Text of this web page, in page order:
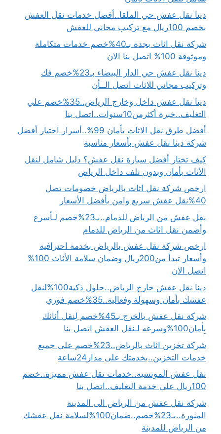
دينا نقل عفش حي الملقا..أفضل خدمات نقل العفش
بخصم 100ريال مع تركيب مجاني للعفش
شركة نقل اثاث بجدة بـ40%خصم خدمات متكاملة
وموثوقة 100% اتصل بنا الان
دينا نقل عفش حي الدار البيضاء بـ23%خصم فك
وتركيب مجاني للاثاث اتصل الــأن
دينا نقل عفش داخل وخارج الرياض..35%خصم علي
التغليف..خبرة أكثرمن10سنوات..اتصل بنا
أفضل طرق نقل الاثاث بأمان 99%..أسرار اختيار أفضل
شركة دينا نقل عفش بأسعار مناسبة
كيف تختار أفضل سيارة نقل عفش؟ دليل شامل لنقل
الأثاث بأمان وبدون تلف داخل الرياض
ارخص شركة نقل اثاث بالرياض خصومات تصل
40%نقل عفش سريع وامن بأفضل الأسعار
نقل عفش من الرياض للدمام..بـ23%خصم لـأسرع
وأضمن نقل اثاث من الرياض للدمام
ارخص شركة نقل عفش بالرياض بخدمة احترافية
وأسعار تبدأ من200ريال وضمان سلامة الأثاث 100%
اتصل الان
دينا نقل عفش خارج الرياض..حلول ذكية100%لنقل
عفشك بأمان وسهولة وفعالية..35%خصم فوري
شركة نقل عفش بالخرج بـ45%خصم لِنقل أثاثك
بِأمان100%وسرعه لـنقل العفش اتصل بنا
شركة تخزين اثاث بالرياض..23%خصم على جميع
خدمات التخزين..بخدمتك على مدار24ساعة
نقل عفش المونسيه..خدمات نقل عفش مميزة..خصم
100ريال على خدمة التغليف..اتصل بنا
شركة نقل عفش من الرياض الى المدينة
المنورة..بـ23%خصم..ضمان100%لسلامة نقل عفشك
من الرياض للمدينة